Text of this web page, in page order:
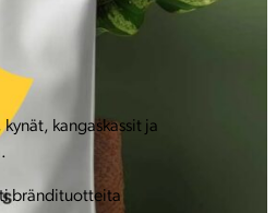
kangaskassit ja
brändituotteita